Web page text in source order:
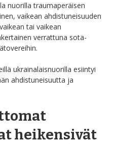
nuorilla traumaperäisen
vaikean ahdistuneisuuden
tai vaikean
verrattuna sota-
ukrainalaisnuorilla esiintyi
ahdistuneisuutta ja
heikensivät